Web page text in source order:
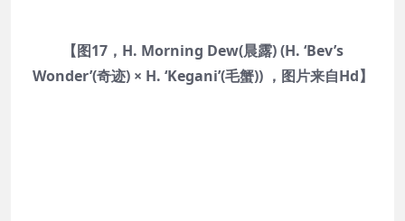
【图17，H. Morning Dew(晨露) (H. ‘Bev’s
Wonder’(奇迹) × H. ‘Kegani’(毛蟹)) ，图片来自Hd】